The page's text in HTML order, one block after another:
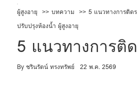
ผู้สูงอายุ
บทความ
5 แนวทางการติด
ปรับปรุงห้องน้ำ ผู้สูงอายุ
5 แนวทางการติ
By ชรินรัตน์ ทรงทรัพย์ 22 พ.ค. 2569